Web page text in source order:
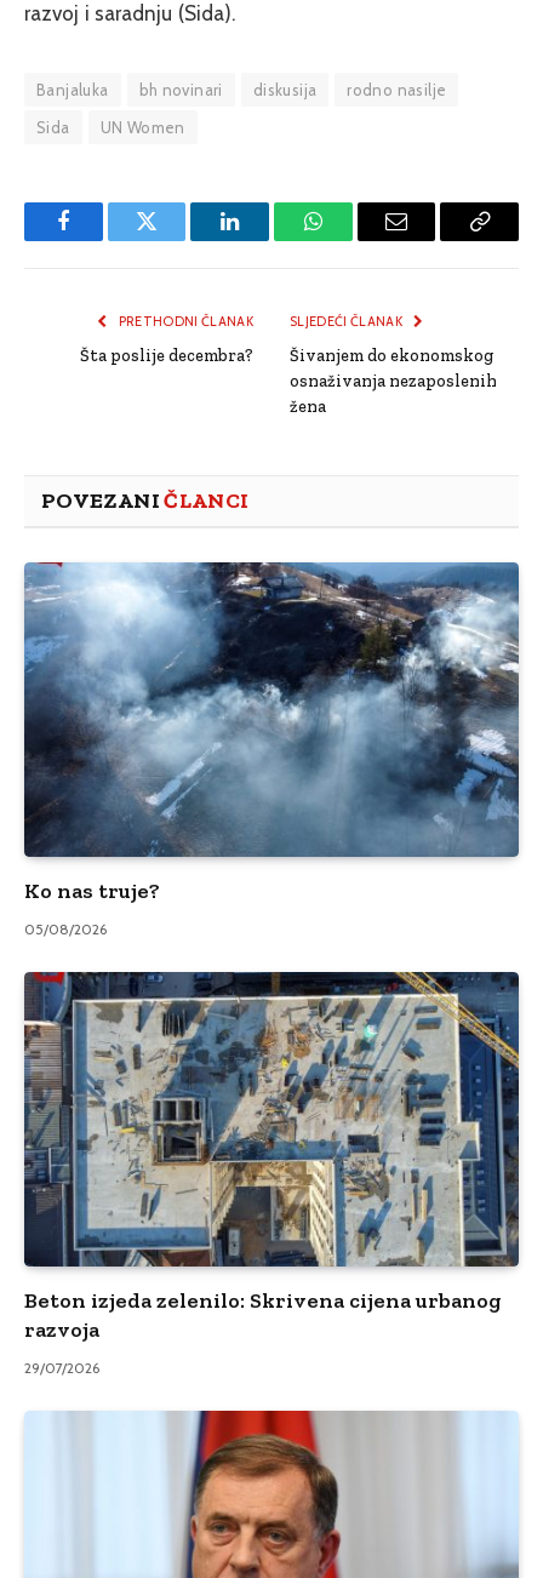
razvoj i saradnju (Sida).
Banjaluka bh novinari diskusija
rodno nasilje
Sida
UN Women
FacebookTwitter LinkedInWhatsAppEmail
Copy
PRETHODNI ČLANAK
Šta poslije decembra?
SLJEDEĆI ČLANAK
Šivanjem do ekonomskog
osnaživanja nezaposlenih
žena
POVEZANIČLANCI
Ko nas truje?
05/08/2026
Beton izjeda zelenilo: Skrivena cijena urbanog
razvoja
29/07/2026